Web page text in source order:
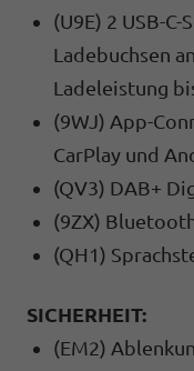
(U9E) 2 USB-
Ladebuchsen
Ladeleistung
(9WJ) App-
CarPlay und
(QV3) DAB+
(9ZX)
(QH1)
SICHERHEIT:
(EM2)